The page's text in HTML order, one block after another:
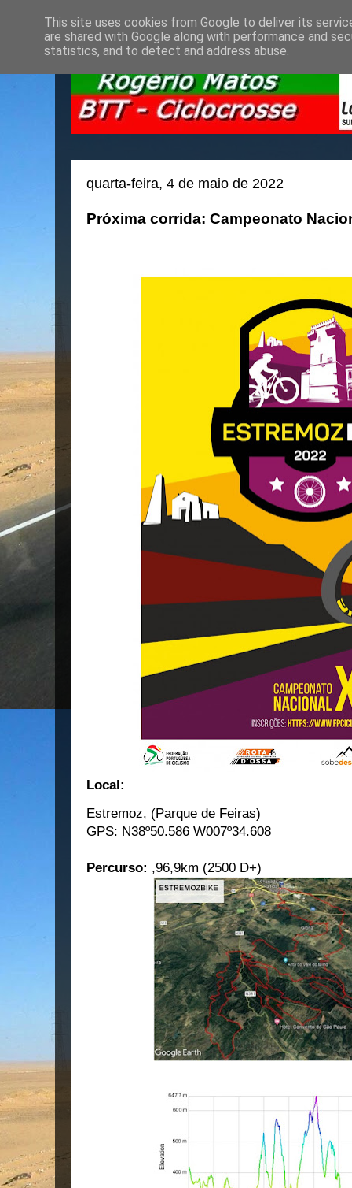
quarta-feira, 4 de maio de 2022
Próxima corrida: Campeonato
Local:
Estremoz, (Parque de Feiras)
GPS: N38º50.586 W007º34.608
Percurso: ,96,9km (2500 D+)
This site uses cookies from Google to deliver its
are shared with Google along with performance and
statistics, and to detect and address abuse.